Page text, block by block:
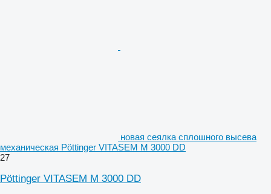
новая сеялка сплошного высева
механическая Pöttinger VITASEM M 3000 DD
27
Pöttinger VITASEM M 3000 DD